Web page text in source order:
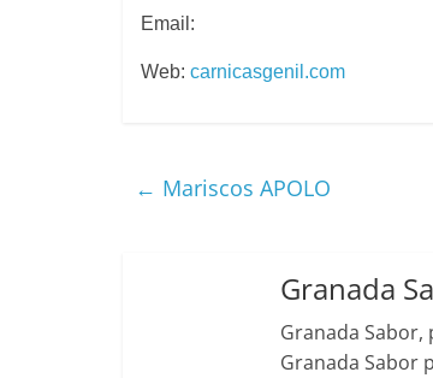
Email:
Web: carnicasgenil.com
← Mariscos APOLO
Granada
Granada
Granada Sabor